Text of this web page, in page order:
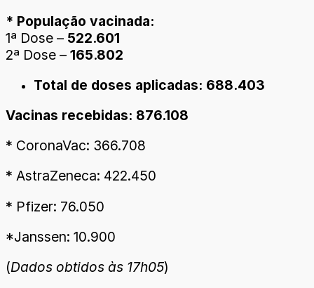
* População vacinada:
1ª Dose – 522.601
2ª Dose – 165.802
Total de doses aplicadas: 688.403
Vacinas recebidas: 876.108
* CoronaVac: 366.708
* AstraZeneca: 422.450
* Pfizer: 76.050
*Janssen: 10.900
(Dados obtidos às 17h05)